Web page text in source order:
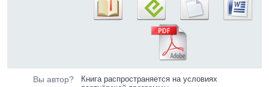
Вы автор?
Книга распространяется на условиях